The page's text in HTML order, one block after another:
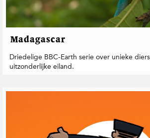
Madagascar
Driedelige BBC-Earth serie over unieke
uitzonderlijke eiland.